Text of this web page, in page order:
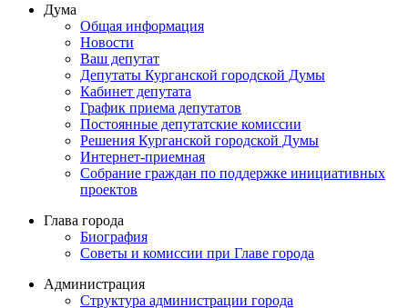
Дума
Общая информация
Новости
Ваш депутат
Депутаты Курганской городской Думы
Кабинет депутата
График приема депутатов
Постоянные депутатские комиссии
Решения Курганской городской Думы
Интернет-приемная
Собрание граждан по поддержке инициативных
проектов
Глава города
Биография
Советы и комиссии при Главе города
Администрация
Структура администрации города